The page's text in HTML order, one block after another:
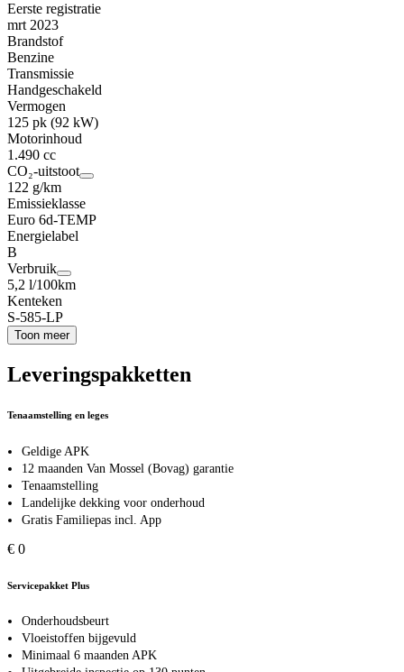
Eerste registratie
mrt 2023
Brandstof
Benzine
Transmissie
Handgeschakeld
Vermogen
125 pk (92 kW)
Motorinhoud
1.490 cc
CO₂-uitstoot
122 g/km
Emissieklasse
Euro 6d-TEMP
Energielabel
B
Verbruik
5,2 l/100km
Kenteken
S-585-LP
Toon meer
Leveringspakketten
Tenaamstelling en leges
Geldige APK
12 maanden Van Mossel (Bovag) garantie
Tenaamstelling
Landelijke dekking voor onderhoud
Gratis Familiepas incl. App
€ 0
Servicepakket Plus
Onderhoudsbeurt
Vloeistoffen bijgevuld
Minimaal 6 maanden APK